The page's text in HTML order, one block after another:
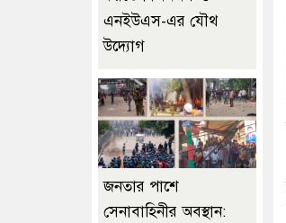
এনইউএস-এর যৌথ
উদ্যোগ
জনতার পাশে
সেনাবাহিনীর অবস্থান: